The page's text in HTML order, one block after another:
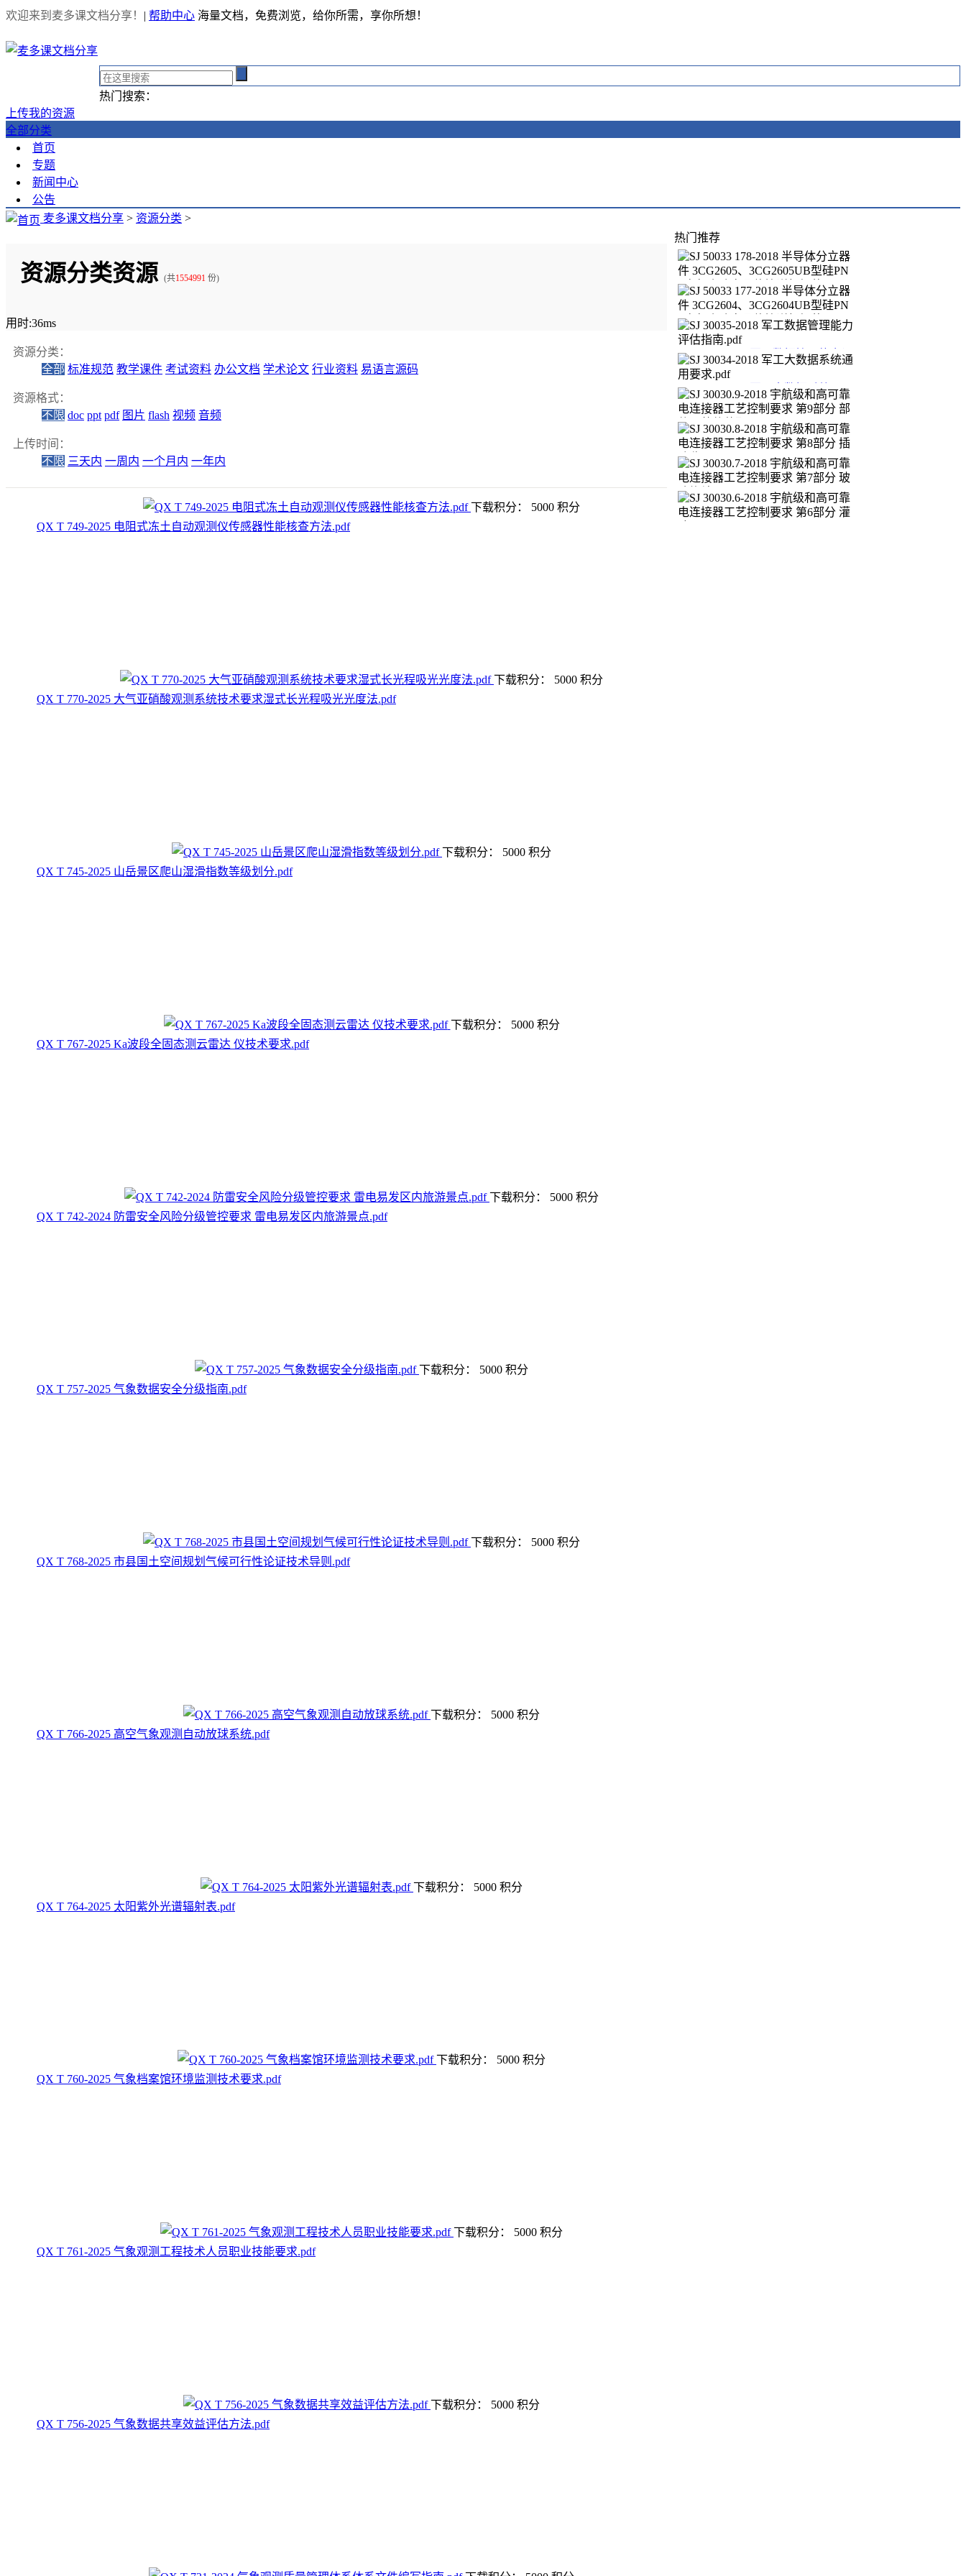
欢迎来到麦多课文档分享！ | 帮助中心 海量文档，免费浏览，给你所需，享你所想！
热门搜索：
上传我的资源
全部分类
首页
专题
新闻中心
公告
麦多课文档分享 > 资源分类 >
资源分类资源 (共1554991 份)
用时:36ms
资源分类：
全部 标准规范 教学课件 考试资料 办公文档 学术论文 行业资料 易语言源码
资源格式：
不限 doc ppt pdf 图片 flash 视频 音频
上传时间：
不限 三天内 一周内 一个月内 一年内
下载积分： 5000 积分
QX T 749-2025 电阻式冻土自动观测仪传感器性能核查方法.pdf
下载积分： 5000 积分
QX T 770-2025 大气亚硝酸观测系统技术要求湿式长光程吸光光度法.pdf
下载积分： 5000 积分
QX T 745-2025 山岳景区爬山湿滑指数等级划分.pdf
下载积分： 5000 积分
QX T 767-2025 Ka波段全固态测云雷达 仪技术要求.pdf
下载积分： 5000 积分
QX T 742-2024 防雷安全风险分级管控要求 雷电易发区内旅游景点.pdf
下载积分： 5000 积分
QX T 757-2025 气象数据安全分级指南.pdf
下载积分： 5000 积分
QX T 768-2025 市县国土空间规划气候可行性论证技术导则.pdf
下载积分： 5000 积分
QX T 766-2025 高空气象观测自动放球系统.pdf
下载积分： 5000 积分
QX T 764-2025 太阳紫外光谱辐射表.pdf
下载积分： 5000 积分
QX T 760-2025 气象档案馆环境监测技术要求.pdf
下载积分： 5000 积分
QX T 761-2025 气象观测工程技术人员职业技能要求.pdf
下载积分： 5000 积分
QX T 756-2025 气象数据共享效益评估方法.pdf
热门推荐
SJ 50033 178-2018 半导体分立器件
3CG2605、3CG2605UB型硅PNP高
频小功率晶体管详细规范.pdf
SJ 50033 177-2018 半导体分立器件
3CG2604、3CG2604UB型硅PNP高
频小功率晶体管详细规范.pdf
SJ 30035-2018 军工数据管理能力评
估指南.pdf
SJ 30034-2018 军工大数据系统通用
要求.pdf
SJ 30030.9-2018 宇航级和高可靠电
连接器工艺控制要求 第9部分 部件
及整件装配.pdf
SJ 30030.8-2018 宇航级和高可靠电
连接器工艺控制要求 第8部分 插孔
收口.pdf
SJ 30030.7-2018 宇航级和高可靠电
连接器工艺控制要求 第7部分 玻璃